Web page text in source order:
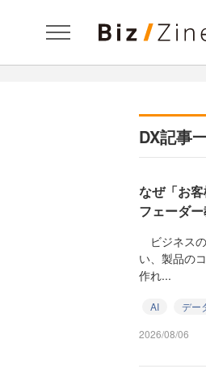
DX記事
なぜ「お
フェーダ
ビジネス
い、製品の
作れ...
AI デー
2026/08/06